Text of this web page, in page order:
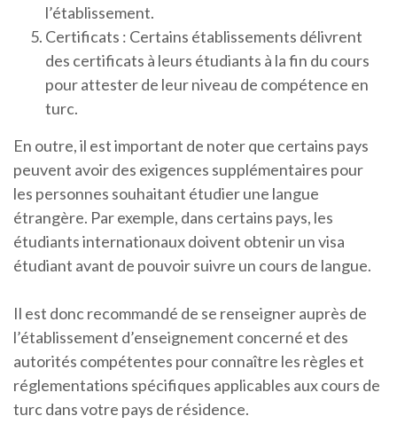
l’établissement.
Certificats : Certains établissements délivrent
des certificats à leurs étudiants à la fin du cours
pour attester de leur niveau de compétence en
turc.
En outre, il est important de noter que certains pays
peuvent avoir des exigences supplémentaires pour
les personnes souhaitant étudier une langue
étrangère. Par exemple, dans certains pays, les
étudiants internationaux doivent obtenir un visa
étudiant avant de pouvoir suivre un cours de langue.
Il est donc recommandé de se renseigner auprès de
l’établissement d’enseignement concerné et des
autorités compétentes pour connaître les règles et
réglementations spécifiques applicables aux cours de
turc dans votre pays de résidence.